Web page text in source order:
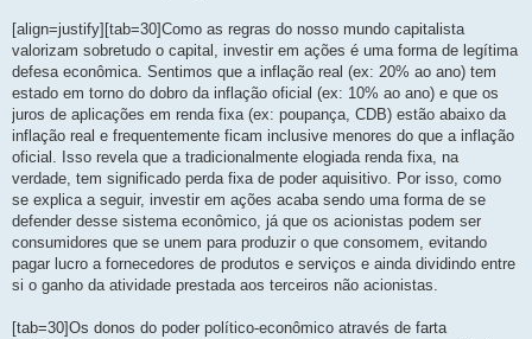
[align=justify][tab=30]Como as regras do nosso mundo capitalista
valorizam sobretudo o capital, investir em ações é uma forma de legítima
defesa econômica. Sentimos que a inflação real (ex: 20% ao ano) tem
estado em torno do dobro da inflação oficial (ex: 10% ao ano) e que os
juros de aplicações em renda fixa (ex: poupança, CDB) estão abaixo da
inflação real e frequentemente ficam inclusive menores do que a inflação
oficial. Isso revela que a tradicionalmente elogiada renda fixa, na
verdade, tem significado perda fixa de poder aquisitivo. Por isso, como
se explica a seguir, investir em ações acaba sendo uma forma de se
defender desse sistema econômico, já que os acionistas podem ser
consumidores que se unem para produzir o que consomem, evitando
pagar lucro a fornecedores de produtos e serviços e ainda dividindo entre
si o ganho da atividade prestada aos terceiros não acionistas.
[tab=30]Os donos do poder político-econômico através de farta